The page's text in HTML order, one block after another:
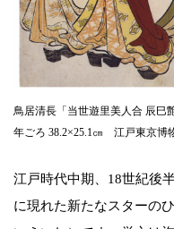
鳥居清長「当世遊里美人合 辰巳
年ごろ 38.2×25.1㎝ 江戸東京博
江戸時代中期、18世紀後
に現れた新たなスターの